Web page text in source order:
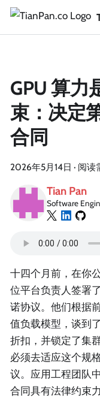
GPU 算力
束：决定
合同
2026年5月14日 · 阅读
Tian Pan
Software
十四个月前，在你
位平台负责人签署
诺协议。他们根据
值负载模型，谈到
折扣，并锁定了集
必须去适应这个规
议。应用工程团队
合同具有法律约束